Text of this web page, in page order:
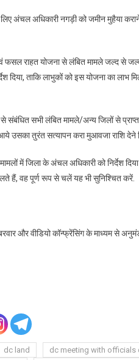
अंचल अधिकारी नगड़ी को जमीन मुहैया
फसल राहत योजना से लंबित मामले जल्द से
दिया, ताकि लाभुकों को इस योजना का
संबंधित सभी लंबित मामले/अन्य जिलों से
उसका तुरंत सत्यापन करा मुआवजा राशि देने
में जिला के अंचल अधिकारी को निर्देश
हैं, वह पूर्ण रूप से चलें यह भी सुनिश्चित करें.
बरवार और वीडियो कॉन्फ्रेंसिंग के माध्यम से
dc land dc meeting with officials